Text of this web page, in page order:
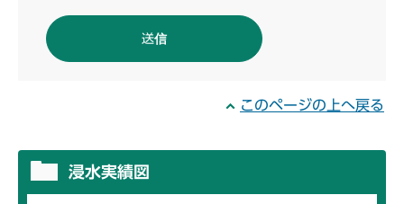
このページの上へ戻る
浸水実績図